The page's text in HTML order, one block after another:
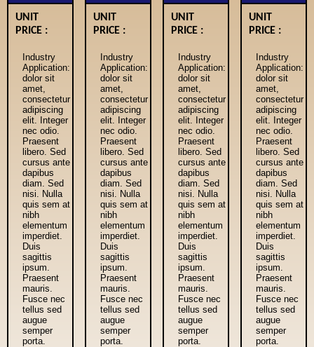
UNIT
PRICE :
Industry
Application:
dolor sit
amet,
consectetur
adipiscing
elit. Integer
nec odio.
Praesent
libero. Sed
cursus ante
dapibus
diam. Sed
nisi. Nulla
quis sem at
nibh
elementum
imperdiet.
Duis
sagittis
ipsum.
Praesent
mauris.
Fusce nec
tellus sed
augue
semper
porta.
UNIT
PRICE :
Industry
Application:
dolor sit
amet,
consectetur
adipiscing
elit. Integer
nec odio.
Praesent
libero. Sed
cursus ante
dapibus
diam. Sed
nisi. Nulla
quis sem at
nibh
elementum
imperdiet.
Duis
sagittis
ipsum.
Praesent
mauris.
Fusce nec
tellus sed
augue
semper
porta.
UNIT
PRICE :
Industry
Application:
dolor sit
amet,
consectetur
adipiscing
elit. Integer
nec odio.
Praesent
libero. Sed
cursus ante
dapibus
diam. Sed
nisi. Nulla
quis sem at
nibh
elementum
imperdiet.
Duis
sagittis
ipsum.
Praesent
mauris.
Fusce nec
tellus sed
augue
semper
porta.
UNIT
PRICE :
Industry
Application:
dolor sit
amet,
consectetur
adipiscing
elit. Integer
nec odio.
Praesent
libero. Sed
cursus ante
dapibus
diam. Sed
nisi. Nulla
quis sem at
nibh
elementum
imperdiet.
Duis
sagittis
ipsum.
Praesent
mauris.
Fusce nec
tellus sed
augue
semper
porta.